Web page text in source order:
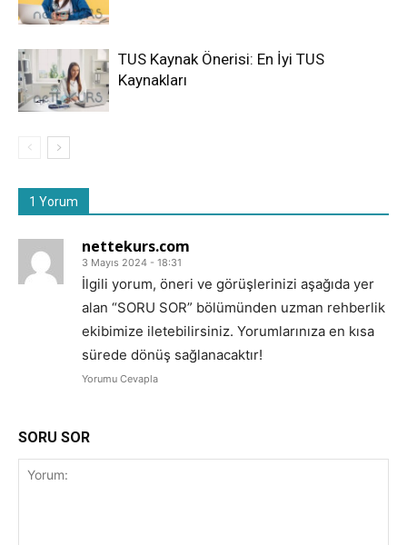
TUS Kaynak Önerisi: En İyi TUS
Kaynakları
1 Yorum
nettekurs.com
3 Mayıs 2024 - 18:31
İlgili yorum, öneri ve görüşlerinizi aşağıda yer
alan “SORU SOR” bölümünden uzman rehberlik
ekibimize iletebilirsiniz. Yorumlarınıza en kısa
sürede dönüş sağlanacaktır!
Yorumu Cevapla
SORU SOR